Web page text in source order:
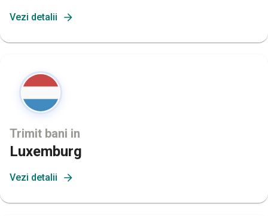
Vezi detalii
Trimit bani in
Luxemburg
Vezi detalii